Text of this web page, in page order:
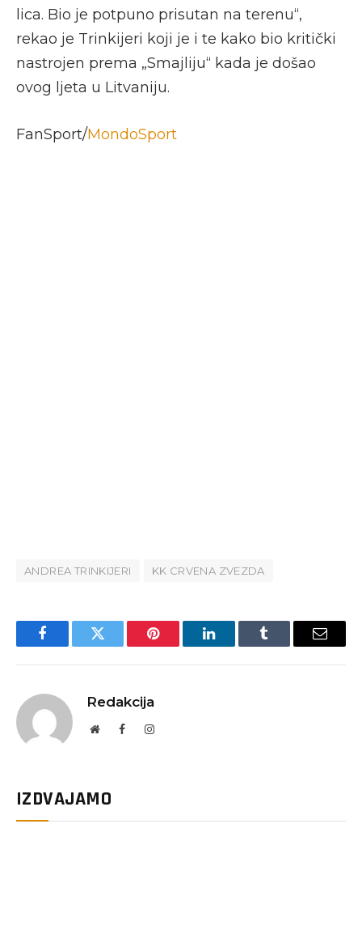
lica. Bio je potpuno prisutan na terenu“,
rekao je Trinkijeri koji je i te kako bio kritički
nastrojen prema „Smajliju“ kada je došao
ovog ljeta u Litvaniju.
FanSport/MondoSport
ANDREA TRINKIJERI KK CRVENA ZVEZDA
FacebookTwitter Pinterest LinkedInTumblr Email
Redakcija
WebsiteFacebookInstagram
IZDVAJAMO